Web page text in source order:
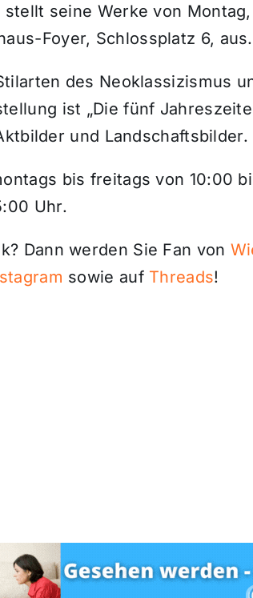
seine Werke von
Foyer, Schlossplatz 6, aus.
des Neoklassizismus
ist „Die fünf
und Landschaftsbilder.
bis freitags von 10:00
Uhr.
Dann werden Sie Fan von
sowie auf Threads!